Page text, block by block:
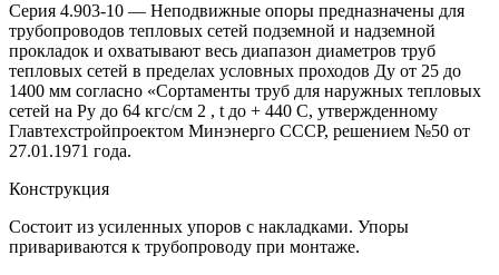
Серия 4.903-10 — Неподвижные опоры предназначены для
трубопроводов тепловых сетей подземной и надземной
прокладок и охватывают весь диапазон диаметров труб
тепловых сетей в пределах условных проходов Ду от 25 до
1400 мм согласно «Сортаменты труб для наружных тепловых
сетей на Ру до 64 кгс/см 2 , t до + 440 С, утвержденному
Главтехстройпроектом Минэнерго СССР, решением №50 от
27.01.1971 года.
Конструкция
Состоит из усиленных упоров с накладками. Упоры
привариваются к трубопроводу при монтаже.